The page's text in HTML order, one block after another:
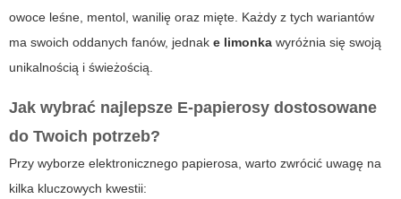
owoce leśne, mentol, wanilię oraz mięte. Każdy z tych wariantów
ma swoich oddanych fanów, jednak e limonka wyróżnia się swoją
unikalnością i świeżością.
Jak wybrać najlepsze E-papierosy dostosowane
do Twoich potrzeb?
Przy wyborze elektronicznego papierosa, warto zwrócić uwagę na
kilka kluczowych kwestii: